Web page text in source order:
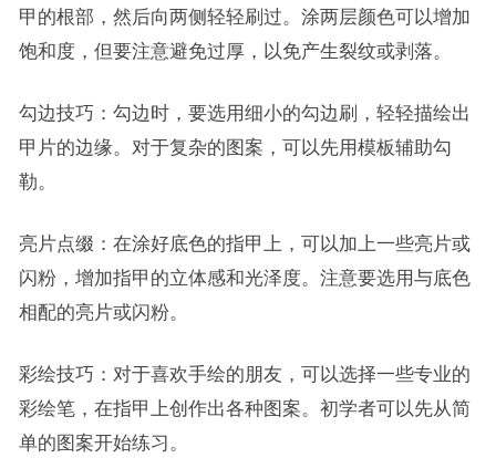
甲的根部，然后向两侧轻轻刷过。涂两层颜色可以增加
饱和度，但要注意避免过厚，以免产生裂纹或剥落。
勾边技巧：勾边时，要选用细小的勾边刷，轻轻描绘出
甲片的边缘。对于复杂的图案，可以先用模板辅助勾
勒。
亮片点缀：在涂好底色的指甲上，可以加上一些亮片或
闪粉，增加指甲的立体感和光泽度。注意要选用与底色
相配的亮片或闪粉。
彩绘技巧：对于喜欢手绘的朋友，可以选择一些专业的
彩绘笔，在指甲上创作出各种图案。初学者可以先从简
单的图案开始练习。